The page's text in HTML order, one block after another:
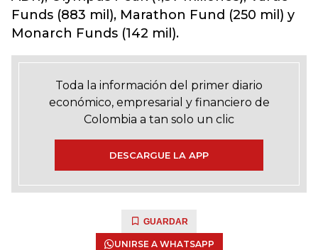
Funds (883 mil), Marathon Fund (250 mil) y
Monarch Funds (142 mil).
Toda la información del primer diario
económico, empresarial y financiero de
Colombia a tan solo un clic
DESCARGUE LA APP
GUARDAR
UNIRSE A WHATSAPP